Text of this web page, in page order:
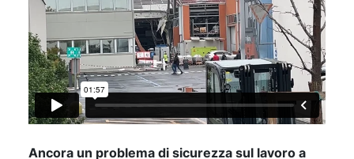
Ancora un problema di sicurezza sul lavoro a